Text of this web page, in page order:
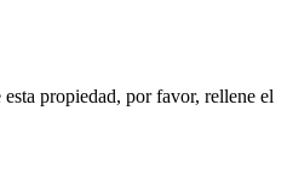
propiedad, por favor, rellene el